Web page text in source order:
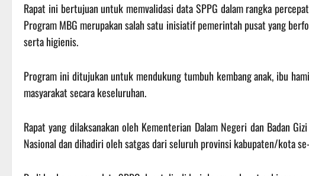
Rapat ini bertujuan untuk memvalidasi data SPPG dalam rangka
Program MBG merupakan salah satu inisiatif pemerintah pusat yang
serta higienis.
Program ini ditujukan untuk mendukung tumbuh kembang anak, ibu
masyarakat secara keseluruhan.
Rapat yang dilaksanakan oleh Kementerian Dalam Negeri dan Badan
Nasional dan dihadiri oleh satgas dari seluruh provinsi kabupaten/kota